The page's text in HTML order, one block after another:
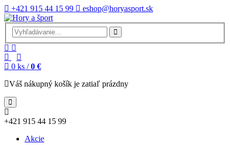
+421 915 44 15 99 eshop@horyasport.sk
0 ks / 0 €
Váš nákupný košík je zatiaľ prázdny
+421 915 44 15 99
Akcie